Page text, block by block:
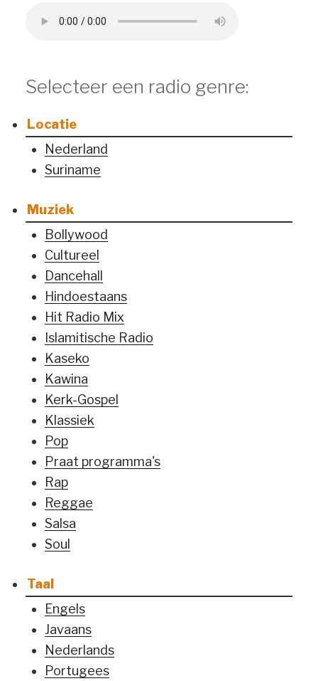
Selecteer een radio genre:
Locatie
Nederland
Suriname
Muziek
Bollywood
Cultureel
Dancehall
Hindoestaans
Hit Radio Mix
Islamitische Radio
Kaseko
Kawina
Kerk-Gospel
Klassiek
Pop
Praat programma's
Rap
Reggae
Salsa
Soul
Taal
Engels
Javaans
Nederlands
Portugees